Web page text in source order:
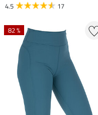
4.5 17
82 %